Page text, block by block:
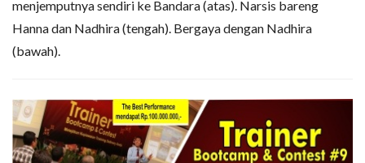
menjemputnya sendiri ke Bandara (atas). Narsis bareng
Hanna dan Nadhira (tengah). Bergaya dengan Nadhira
(bawah).